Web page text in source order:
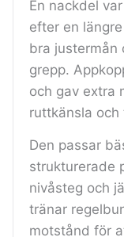
En nackdel
efter en
bra justermån
grepp.
och gav extra
ruttkänsla och
Den passar
strukturerade
nivåsteg och
tränar
motstånd för